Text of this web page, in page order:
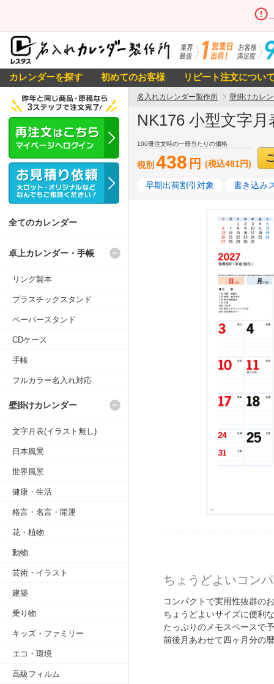
カレンダーを探す 初めてのお客様 リピート注文につい
名入れカレンダー製作所 壁掛けカレ
NK176 小型文字
100冊注文時の一冊当たりの価格
税別438 円 (税込481円)
早期出荷割引対象 書き込み
ちょうどよいコン
コンパクトで実用性抜群の
ちょうどよいサイズに便利
たっぷりのメモスペースで
前後月あわせて四ヶ月分の
全てのカレンダー
卓上カレンダー・手帳
リング製本
プラスチックスタンド
ペーパースタンド
CDケース
手帳
フルカラー名入れ対応
壁掛けカレンダー
文字月表(イラスト無し)
日本風景
世界風景
健康・生活
格言・名言・開運
花・植物
動物
芸術・イラスト
建築
乗り物
キッズ・ファミリー
エコ・環境
高級フィルム